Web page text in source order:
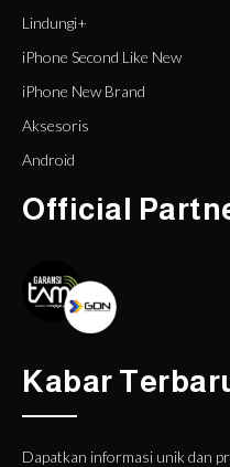
Lindungi+
iPhone Second Like New
iPhone New Brand
Aksesoris
Android
Official
Kabar
Dapatkan informasi unik dan